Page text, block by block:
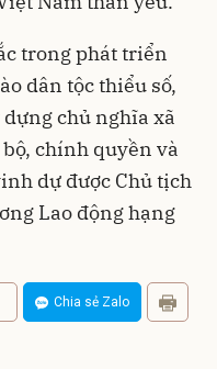
trong phát triển
dân tộc thiểu số,
chủ nghĩa xã
chính quyền và
dự được Chủ tịch
Lao động hạng
Chia sẻ Zalo